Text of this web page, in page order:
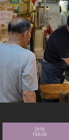
2018
FEB 08